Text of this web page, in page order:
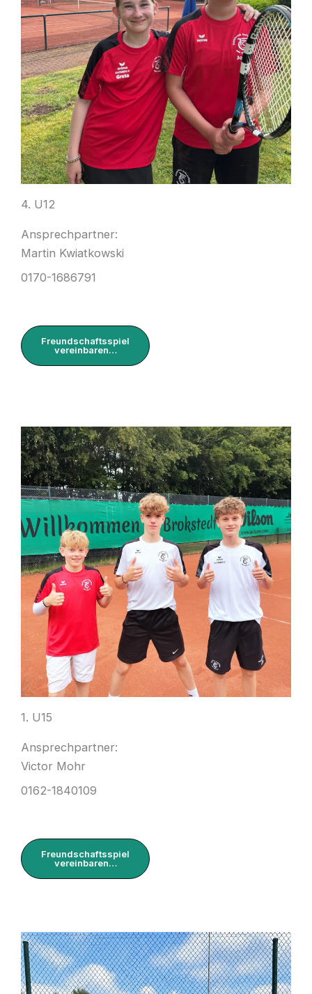
4. U12
Ansprechpartner:
Martin Kwiatkowski
0170-1686791
Freundschaftsspiel
vereinbaren…
1. U15
Ansprechpartner:
Victor Mohr
0162-1840109
Freundschaftsspiel
vereinbaren…